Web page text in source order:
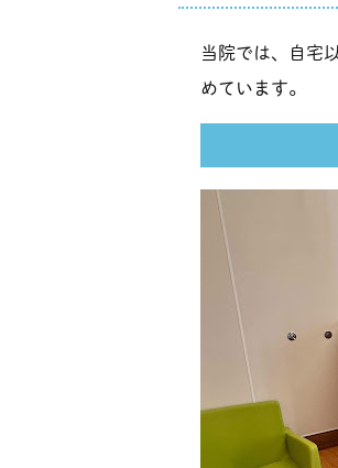
当院では、自宅
めています。